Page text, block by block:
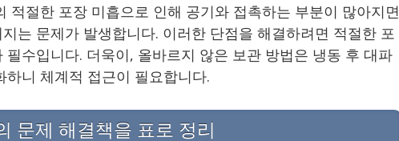
적절한 포장 미흡으로 인해 공기와 접촉하는 부분이 많아지면
는 문제가 발생합니다. 이러한 단점을 해결하려면 적절한 포
필수입니다. 더욱이, 올바르지 않은 보관 방법은 냉동 후 대파
하니 체계적 접근이 필요합니다.
문제 해결책을 표로 정리